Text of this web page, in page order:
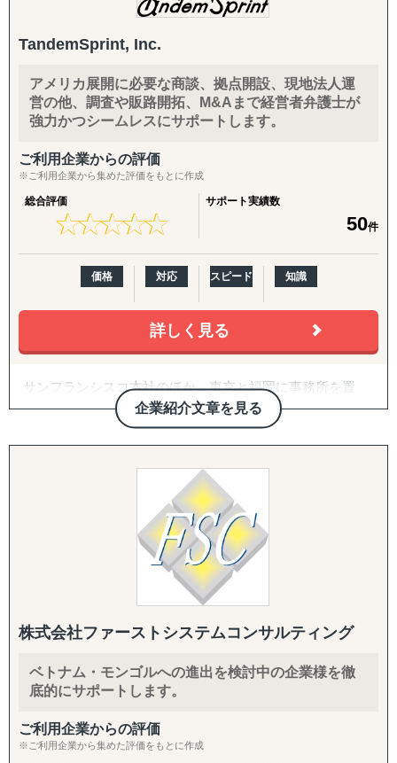
DCCグループは東南アジア事業進出における最も役に立つ
進出時の資本構成、事業ライセンスの取得、銀行取引、事
いのが東南アジア諸国への進出実務です。
豊富な経験と現地での最先端の知識・情報・コネクション
ービスを提供し、旬なクライアント企業の経営課題に全力
で取り組んで参ります。
提供サービス：
海外市場調査・進出戦略策定支援
販売代理店＆パートナー発掘 (B2B)
取引先信用調査 (シンガポール、ベトナム、インドネシ
■経営コンサルティング（進出済企業様向け）
各種取引に伴う国際税務アドバイス・意見書
契約書Review（及び必要であればパートナー交渉業務）
ASEAN M&A”独占”「売」案件の情報提供
■法人設立・会計サービス（シンガポール、ベトナム）
現地法人運営支援業務（記帳代行、税務、監査、給与計
TandemSprint, Inc.
アメリカ展開に必要な商談、拠点開設、現地法人運
営の他、調査や販路開拓、M&Aまで経営者弁護士が
強力かつシームレスにサポートします。
ご利用企業からの評価
※ご利用企業から集めた評価をもとに作成
総合評価
★★★★★
★★★★★
サポート実績数
50件
価格 対応 スピード 知識
詳しく見る
企業紹介文章を見る
サンフランシスコ本社のほか、東京と福岡に事務所を置
き、日本企業の米国進出をワンストップで支援しておりま
す。自らも米国で事業を行っており、ビジネスをベース
に、ローカルコミュニティと強固なネットワークを築いて
います。商慣習の違いを踏まえた地に足を付けた支援を行
います。また、CEOが弁護士として活動しており、法律を
軸にした高品質なサービスを提供しながら、日米の弁護
士・会計士・税理士といった各種専門家とも協働して、シ
ームレスで迅速に貴社をサポートします。
事前～事後のフィージビリティスタディ、販路開拓、現地
法人設立、現地法人運営まであらゆるフェーズでの支援業
務が可能です。また、不動産取引・管理業、企業のM&Aも
ご支援いたします。その他、不明点等ありましたら、お気
軽にご相談ください。
株式会社ファーストシステムコンサルティング
ベトナム・モンゴルへの進出を検討中の企業様を徹
底的にサポートします。
ご利用企業からの評価
※ご利用企業から集めた評価をもとに作成